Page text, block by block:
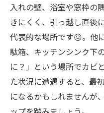
入れの壁、浴室や窓枠の
きにくく、引っ越し直後
代表的な場所です😖。他
駄箱、キッチンシンク下
に？」という場所でカビ
た状況に遭遇すると、最
になるかもしれませんが